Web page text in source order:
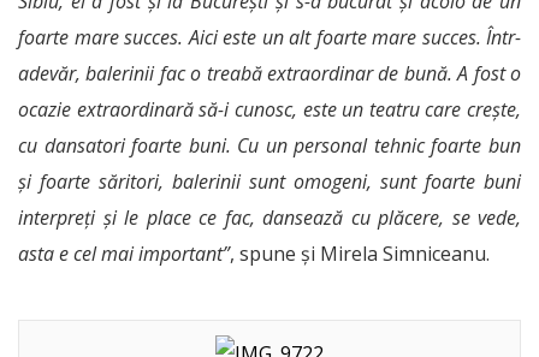
foarte mare succes. Aici este un alt foarte mare succes. Într-
adevăr, balerinii fac o treabă extraordinar de bună. A fost o
ocazie extraordinară să-i cunosc, este un teatru care crește,
cu dansatori foarte buni. Cu un personal tehnic foarte bun
și foarte săritori, balerinii sunt omogeni, sunt foarte buni
interpreți și le place ce fac, dansează cu plăcere, se vede,
asta e cel mai important”, spune și Mirela Simniceanu.